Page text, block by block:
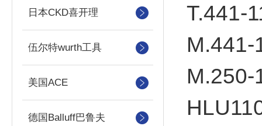
日本CKD喜开理
伍尔特wurth工具
美国ACE
德国Balluff巴鲁夫
T.441-
M.441-
M.250-